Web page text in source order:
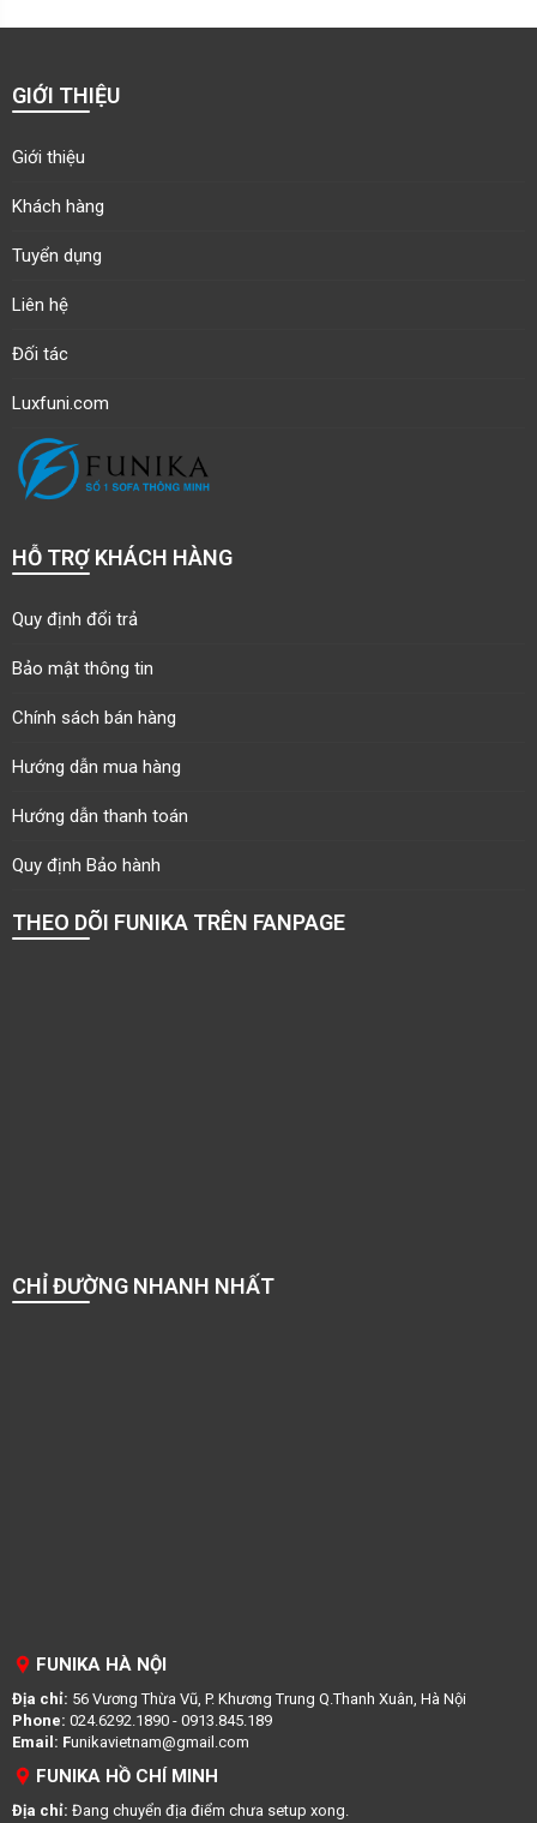
GIỚI THIỆU
Giới thiệu
Khách hàng
Tuyển dụng
Liên hệ
Đối tác
Luxfuni.com
HỖ TRỢ KHÁCH HÀNG
Quy định đổi trả
Bảo mật thông tin
Chính sách bán hàng
Hướng dẫn mua hàng
Hướng dẫn thanh toán
Quy định Bảo hành
THEO DÕI FUNIKA TRÊN FANPAGE
CHỈ ĐƯỜNG NHANH NHẤT
FUNIKA HÀ NỘI
Địa chỉ: 56 Vương Thừa Vũ, P. Khương Trung Q.Thanh Xuân, Hà Nội
Phone: 024.6292.1890 - 0913.845.189
Email: Funikavietnam@gmail.com
FUNIKA HỒ CHÍ MINH
Địa chỉ: Đang chuyển địa điểm chưa setup xong.